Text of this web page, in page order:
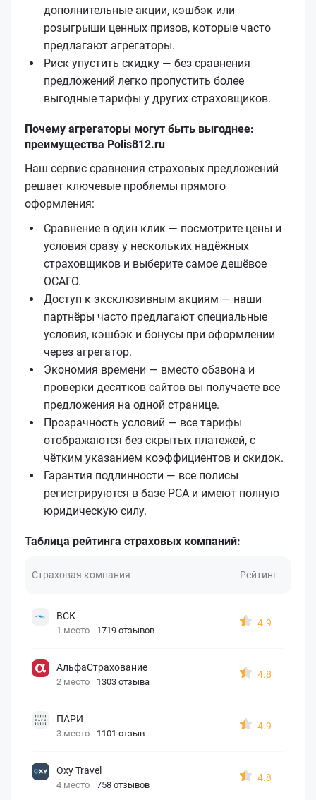
дополнительные акции, кэшбэк или
розыгрыши ценных призов, которые часто
предлагают агрегаторы.
Риск упустить скидку — без сравнения
предложений легко пропустить более
выгодные тарифы у других страховщиков.
Почему агрегаторы могут быть выгоднее:
преимущества Polis812.ru
Наш сервис сравнения страховых предложений
решает ключевые проблемы прямого
оформления:
Сравнение в один клик — посмотрите цены и
условия сразу у нескольких надёжных
страховщиков и выберите самое дешёвое
ОСАГО.
Доступ к эксклюзивным акциям — наши
партнёры часто предлагают специальные
условия, кэшбэк и бонусы при оформлении
через агрегатор.
Экономия времени — вместо обзвона и
проверки десятков сайтов вы получаете все
предложения на одной странице.
Прозрачность условий — все тарифы
отображаются без скрытых платежей, с
чётким указанием коэффициентов и скидок.
Гарантия подлинности — все полисы
регистрируются в базе РСА и имеют полную
юридическую силу.
Таблица рейтинга страховых компаний:
Страховая компания Рейтинг
ВСК
1 место 1719 отзывов
4.9
АльфаСтрахование
2 место 1303 отзыва
4.8
ПАРИ
3 место 1101 отзыв
4.9
Oxy Travel
4 место 758 отзывов
4.8